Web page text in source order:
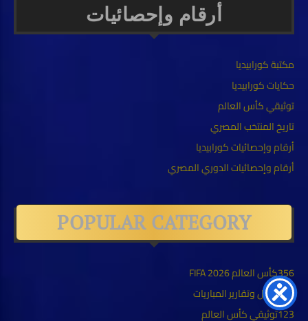
أرقام وإحصائيات
مكتبة كورابيديا
حكايات كورابيديا
توثيقي كأس العالم
تاريخ المنتخب المصري
أرقام وإحصائيات كورابيديا
أرقام وإحصائيات الدوري المصري
POPULAR CATEGORY
كأس العالم FIFA 2026356
تحليل وتقارير المباريات211
توثيقي كأس العالم123